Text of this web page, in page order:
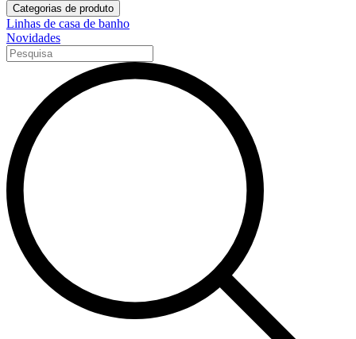
Categorias de produto
Linhas de casa de banho
Novidades